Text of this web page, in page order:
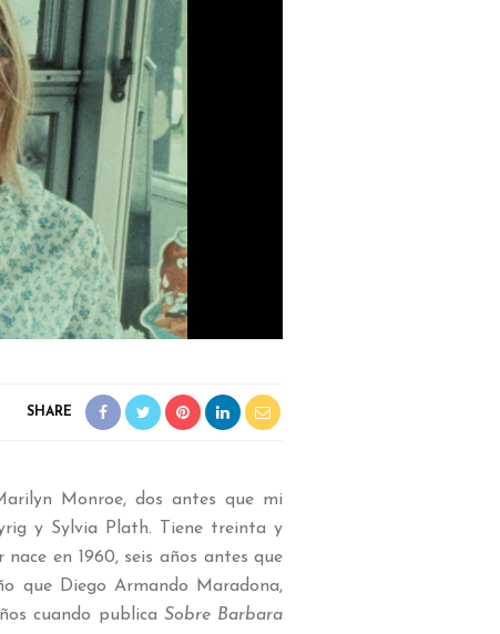
SHARE
Monroe, dos antes que mi
y Sylvia Plath. Tiene treinta y
en 1960, seis años antes que
que Diego Armando Maradona,
cuando publica Sobre Barbara